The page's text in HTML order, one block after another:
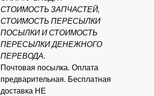
СТОИМОСТЬ ЗАПЧАСТЕЙ,
СТОИМОСТЬ ПЕРЕСЫЛКИ
ПОСЫЛКИ И СТОИМОСТЬ
ПЕРЕСЫЛКИ ДЕНЕЖНОГО
ПЕРЕВОДА.
Почтовая посылка. Оплата
предварительная. Бесплатная
доставка НЕ